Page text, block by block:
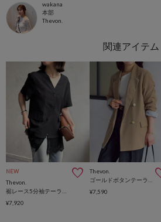
wakana
本部
Thevon.
NEW
Thevon.
¥7,920
Thevon.
¥7,590